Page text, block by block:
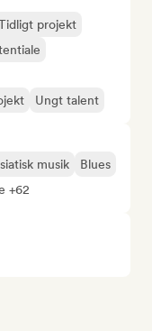
projekt
Ungt talent
musik
Blues
+62